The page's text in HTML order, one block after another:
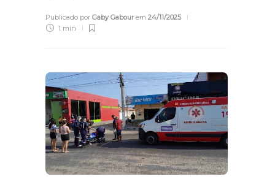
Publicado por Gaby Gabourem 24/11/2025
1 min